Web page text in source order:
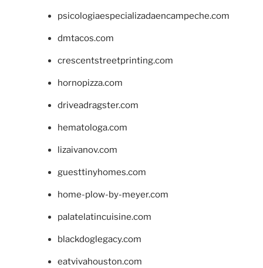
psicologiaespecializadaencampeche.com
dmtacos.com
crescentstreetprinting.com
hornopizza.com
driveadragster.com
hematologa.com
lizaivanov.com
guesttinyhomes.com
home-plow-by-meyer.com
palatelatincuisine.com
blackdoglegacy.com
eatvivahouston.com